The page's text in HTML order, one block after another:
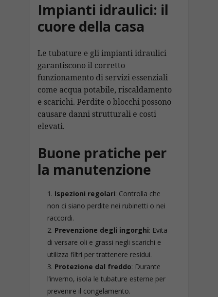
Impianti idraulici: il
cuore della casa
Le tubature e gli impianti idraulici
garantiscono il corretto
funzionamento di servizi essenziali
come acqua potabile, riscaldamento
e scarichi. Perdite o blocchi possono
causare danni strutturali e costi
elevati.
Buone pratiche per
la manutenzione
Ispezioni regolari: Controlla che
non ci siano perdite nei rubinetti o nei
raccordi.
Prevenzione degli ingorghi: Evita
di versare oli e grassi negli scarichi e
utilizza filtri per trattenere residui.
Protezione dal freddo: Durante
l’inverno, isola le tubature esterne per
prevenire il congelamento.